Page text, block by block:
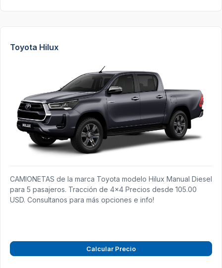
Toyota Hilux
CAMIONETAS de la marca Toyota modelo Hilux Manual Diesel
para 5 pasajeros. Tracción de 4x4 Precios desde 105.00
USD. Consultanos para más opciones e info!
Calcular Precio